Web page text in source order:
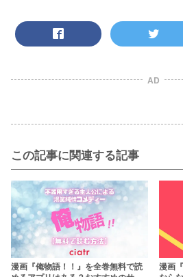
AD
この記事に関連する記事
漫画『俺物語！！』を全巻無料で読
漫画